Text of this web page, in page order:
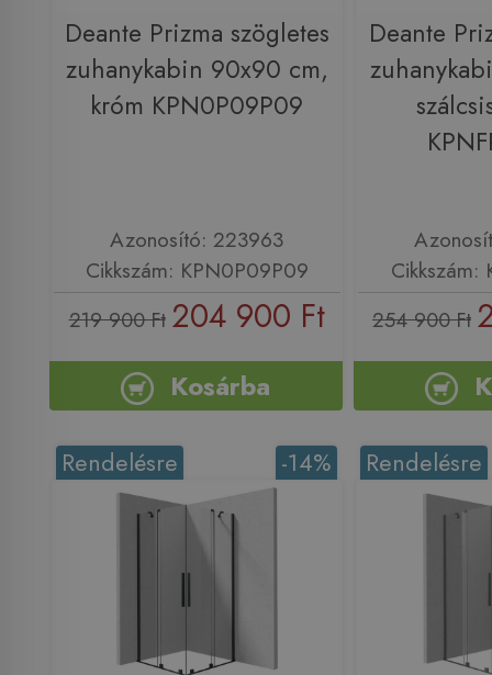
Deante Prizma szögletes
zuhanykabin 90x90 cm,
króm KPN0P09P09
Azonosító: 223963
Cikkszám: KPN0P09P09
219 900 Ft 204 900 Ft
Kosárba
Deante
Cikkszám:
254 900 Ft
-14%
Rendelésre Rendelésre